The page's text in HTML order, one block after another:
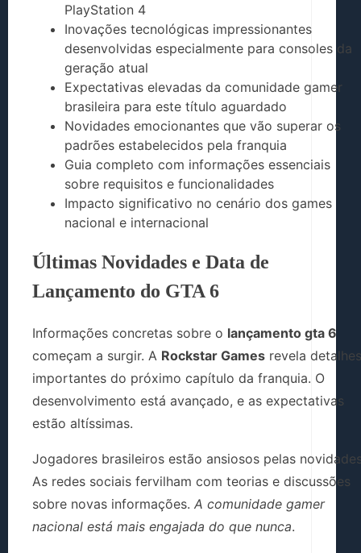
PlayStation 4
Inovações tecnológicas impressionantes
desenvolvidas especialmente para consoles da
geração atual
Expectativas elevadas da comunidade gamer
brasileira para este título aguardado
Novidades emocionantes que vão superar os
padrões estabelecidos pela franquia
Guia completo com informações essenciais
sobre requisitos e funcionalidades
Impacto significativo no cenário dos games
nacional e internacional
Últimas Novidades e Data de
Lançamento do GTA 6
Informações concretas sobre o lançamento gta 6
começam a surgir. A Rockstar Games revela detalhes
importantes do próximo capítulo da franquia. O
desenvolvimento está avançado, e as expectativas
estão altíssimas.
Jogadores brasileiros estão ansiosos pelas
As redes sociais fervilham com teorias e discussões
sobre novas informações. A comunidade gamer
nacional está mais engajada do que nunca.